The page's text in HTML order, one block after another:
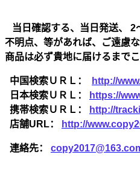
当日確認する、当日発送、
不明点、等があれば、ご遠
商品は必ず貴地に届けるまで
中国検索ＵＲＬ：
http://
日本検索ＵＲＬ：
https://
携帯検索ＵＲＬ：
http://
店舗URL：
http://
連絡先：